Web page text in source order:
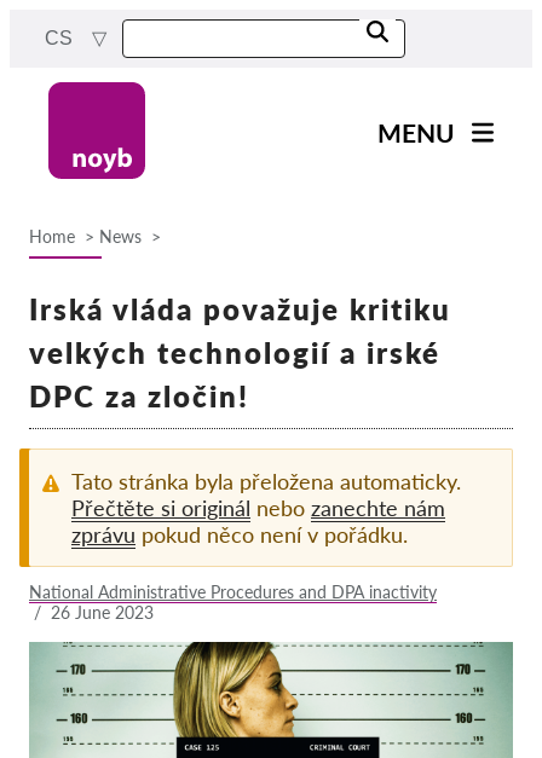
content
CS
MENU
orgánů
Rozhodnutí pro jednotlivé
Exercise your rights!
Pordporte nás!
Příspěvky
Sponzorství
Home News
Irská vláda považuje kritiku
velkých technologií a irské
DPC za zločin!
Tato stránka byla přeložena automaticky.
Přečtěte si originál nebo zanechte nám
zprávu pokud něco není v pořádku.
National Administrative Procedures and DPA inactivity
/ 26 June 2023